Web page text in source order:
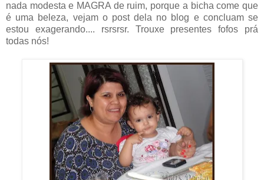
nada modesta e MAGRA de ruim, porque a bicha come que
é uma beleza, vejam o post dela no blog e concluam se
estou exagerando.... rsrsrsr. Trouxe presentes fofos prá
todas nós!